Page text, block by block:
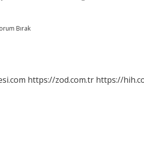
Bırak
https://zod.com.tr https://